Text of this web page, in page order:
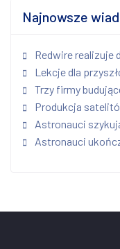
Najnowsze
Redwire realizuje
Lekcje dla
Trzy firmy
Produkcja
Astronauci
Astronauci